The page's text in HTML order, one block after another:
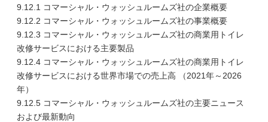
9.12.1 コマーシャル・ウォッシュルームズ社の企業概要
9.12.2 コマーシャル・ウォッシュルームズ社の事業概要
9.12.3 コマーシャル・ウォッシュルームズ社の商業用トイレ
改修サービスにおける主要製品
9.12.4 コマーシャル・ウォッシュルームズ社の商業用トイレ
改修サービスにおける世界市場での売上高 （2021年～2026
年）
9.12.5 コマーシャル・ウォッシュルームズ社の主要ニュース
および最新動向